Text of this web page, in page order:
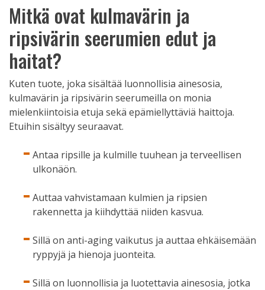
Mitkä ovat kulmavärin ja
ripsivärin seerumien edut ja
haitat?
Kuten tuote, joka sisältää luonnollisia ainesosia,
kulmavärin ja ripsivärin seerumeilla on monia
mielenkiintoisia etuja sekä epämiellyttäviä haittoja.
Etuihin sisältyy seuraavat.
Antaa ripsille ja kulmille tuuhean ja terveellisen
ulkonäön.
Auttaa vahvistamaan kulmien ja ripsien
rakennetta ja kiihdyttää niiden kasvua.
Sillä on anti-aging vaikutus ja auttaa ehkäisemään
ryppyjä ja hienoja juonteita.
Sillä on luonnollisia ja luotettavia ainesosia, jotka